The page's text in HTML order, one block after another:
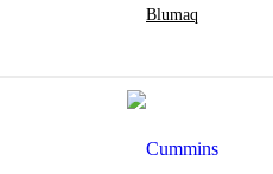
Blumaq